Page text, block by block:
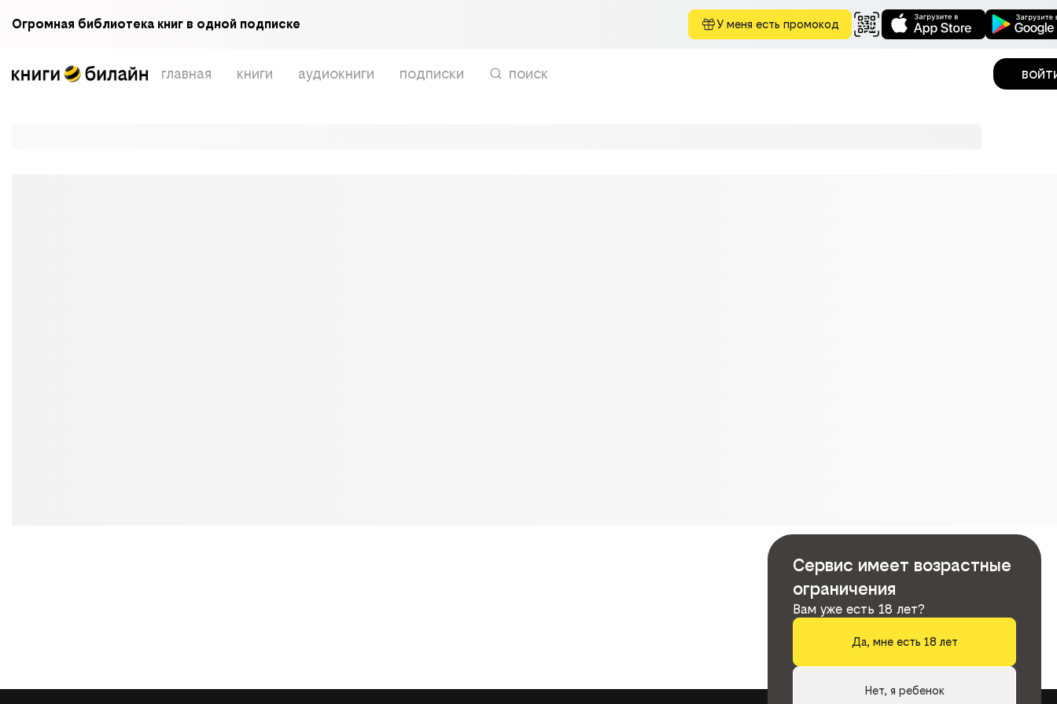
Огромная библиотека книг в одной подписке У меня есть промокод
главная книги аудиокниги подписки поиск
Сервис имеет возрастные
ограничения
Вам уже есть 18 лет?
Да, мне есть 18 лет
Нет, я ребенок